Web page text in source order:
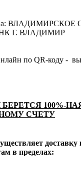
Г. ВЛАДИМИР
по QR-коду -
100%-
СЧЕТУ
доставку
в пределах: